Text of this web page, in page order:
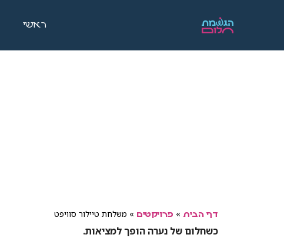
ראשי
דף הבית » פרויקטים » משלחת טיילור סוויפט
כשחלום של נערה הופך למציאות.